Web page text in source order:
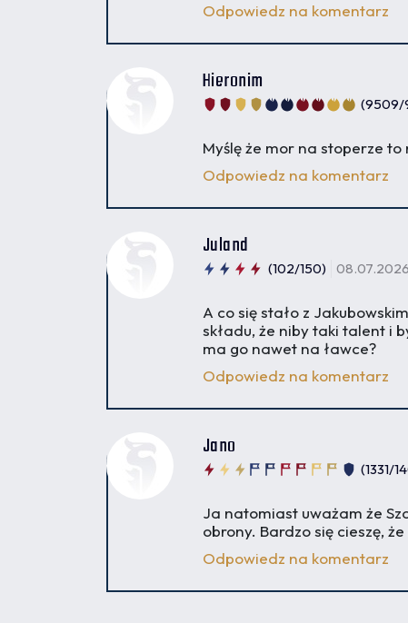
Odpowiedz na komentarz
Hieronim
(9509/
Myślę że mor na stoperze
Odpowiedz na komentarz
Juland
(102/150)
A co się stało z
składu, że niby taki talent i
ma go nawet na ławce?
Odpowiedz na komentarz
Jano
(1331/
Ja natomiast uważam że
obrony. Bardzo się cieszę,
Odpowiedz na komentarz